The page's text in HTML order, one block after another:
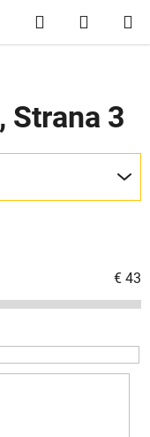
Hľadať
KOŠÍK
, Strana 3
€ 43